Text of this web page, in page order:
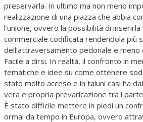
preservarla. In ultimo ma non meno
realizzazione di una piazza che abbia
l’unione, ovvero la possibilità di
commerciale codificata rendendola più
dell’attraversamento pedonale e
Facile a dirsi. In realtà, il confronto in
tematiche e idee su come ottenere
stato molto acceso e in taluni casi ha
vera e propria prevaricazione tra i
È stato difficile mettere in piedi un
ormai da tempo in Europa, ovvero